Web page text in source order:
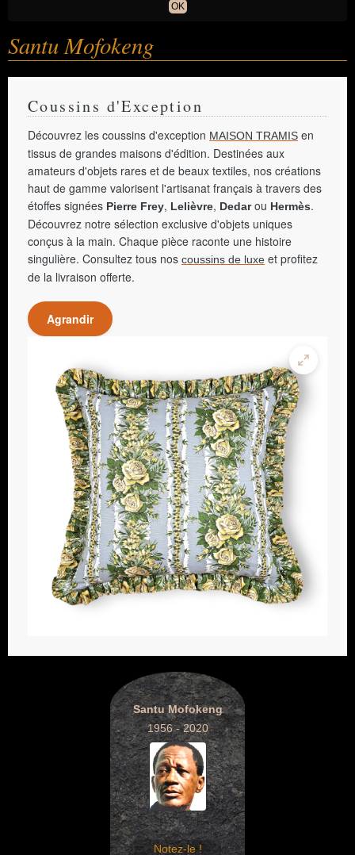
OK
Santu Mofokeng
Coussins d'Exception
Découvrez les coussins d'exception MAISON TRAMIS en
tissus de grandes maisons d'édition. Destinées aux
amateurs d'objets rares et de beaux textiles, nos créations
haut de gamme valorisent l'artisanat français à travers des
étoffes signées Pierre Frey, Lelièvre, Dedarou Hermès.
Découvrez notre sélection exclusive d'objets uniques
conçus à la main. Chaque pièce raconte une histoire
singulière. Consultez tous nos coussins de luxe et profitez
de la livraison offerte.
Agrandir
Santu Mofokeng
1956 - 2020
Notez-le !